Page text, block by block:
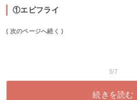
①エビフライ
( 次のページへ続く )
3/7
続きを読む